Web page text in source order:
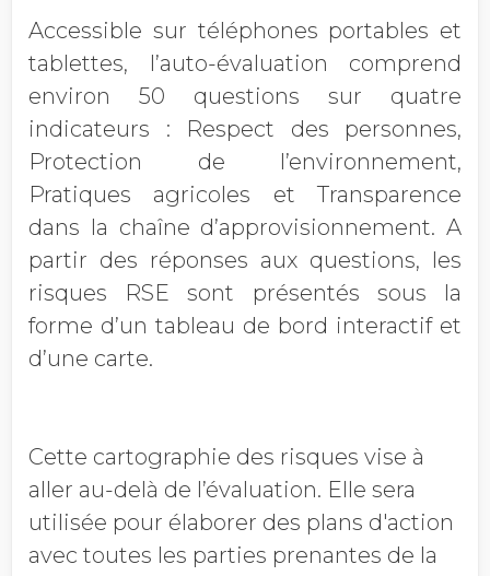
Accessible sur téléphones portables et
tablettes, l’auto-évaluation comprend
environ 50 questions sur quatre
indicateurs : Respect des personnes,
Protection de l’environnement,
Pratiques agricoles et Transparence
dans la chaîne d’approvisionnement. A
partir des réponses aux questions, les
risques RSE sont présentés sous la
forme d’un tableau de bord interactif et
d’une carte.
Cette cartographie des risques vise à
aller au-delà de l’évaluation. Elle sera
utilisée pour élaborer des plans d'action
avec toutes les parties prenantes de la